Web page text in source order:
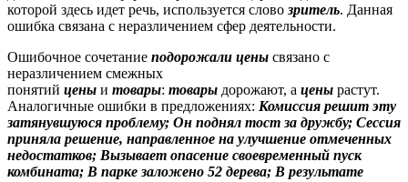
которой здесь идет речь, используется слово зритель. Данная
ошибка связана с неразличением сфер деятельности.
Ошибочное сочетание подорожали цены связано с
неразличением смежных
понятий цены и товары: товары дорожают, а цены растут.
Аналогичные ошибки в предложениях: Комиссия решит эту
затянувшуюся проблему; Он поднял тост за дружбу; Сессия
приняла решение, направленное на улучшение отмеченных
недостатков; Вызывает опасение своевременный пуск
комбината; В парке заложено 52 дерева; В результате